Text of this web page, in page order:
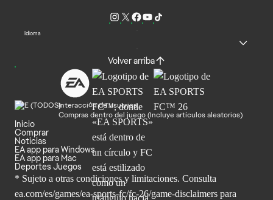
Idioma
Volver arriba
Interacción de usuarios
Compras dentro del juego (Incluye artículos aleatorios)
Inicio
Comprar
Noticias
EA app para Windows
EA app para Mac
Deportes Juegos
* Sujeto a otras condiciones y limitaciones. Consulta
ea.com/es/games/ea-sports-fc/fc-26/game-disclaimers para